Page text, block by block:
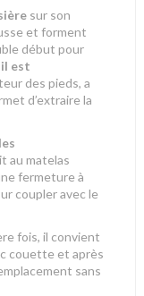
sur son
et forment
début pour
il est
des pieds, a
d’extraire la
au matelas
fermeture à
coupler avec le
fois, il convient
couette et après
sans